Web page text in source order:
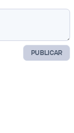
PUBLICAR